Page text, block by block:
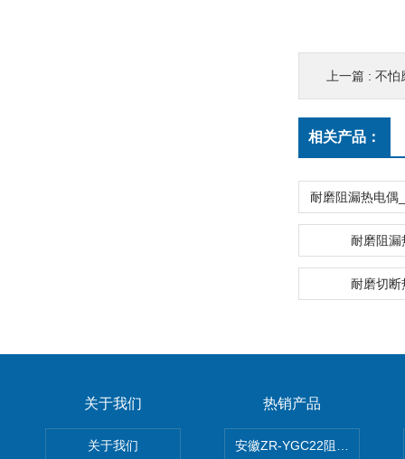
上一篇 : 不怕磨
相关产品：
耐磨阻漏
耐磨切断
关于我们
关于我们
热销产品
安徽ZR-YGC22阻燃硅橡胶电